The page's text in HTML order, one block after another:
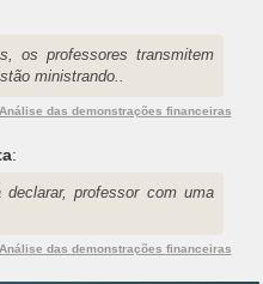
os professores transmitem
ministrando..
Análise das demonstrações financeiras
:
professor com uma
Análise das demonstrações financeiras